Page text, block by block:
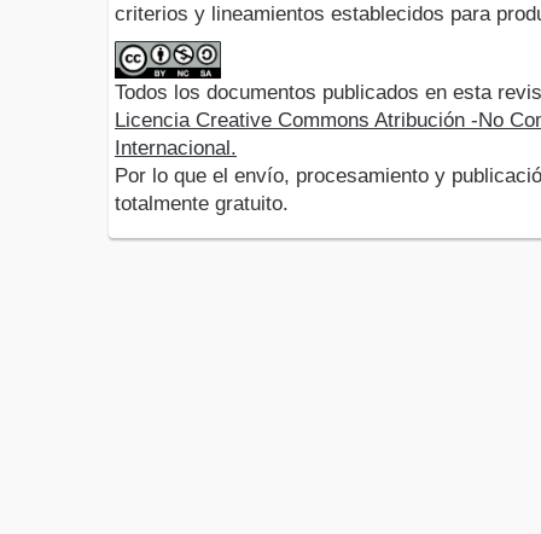
criterios y lineamientos establecidos para
Todos los documentos publicados en esta
Licencia Creative Commons Atribución -No
Internacional.
Por lo que el envío, procesamiento y
totalmente gratuito.